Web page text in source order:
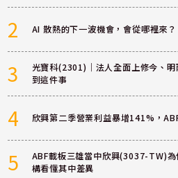
2 AI 散熱的下一波機會，會從哪裡來？
3
光寶科(2301)｜法人全面上修今、
到這件事
4 欣興第二季營業利益暴增141%，
5
ABF載板三雄當中欣興(3037-TW)
構看懂其中差異